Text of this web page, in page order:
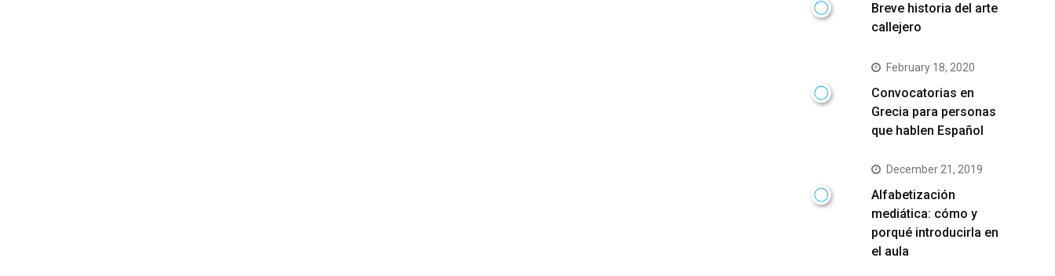
Breve historia del arte
callejero
February 18, 2020
Convocatorias en
Grecia para personas
que hablen Español
December 21, 2019
Alfabetización
mediática: cómo y
porqué introducirla en
el aula